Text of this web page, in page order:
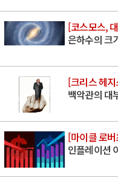
[코스모스,
은하수의 크
[크리스 헤
백악관의 대
[마이클 로
인플레이션